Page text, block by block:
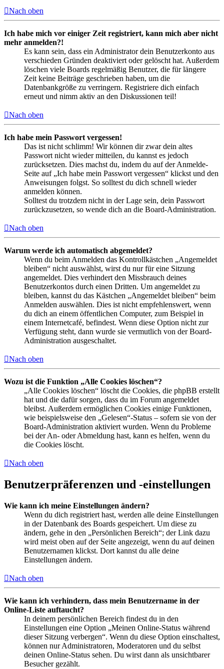
Nach oben
Ich habe mich vor einiger Zeit registriert, kann mich aber nicht
mehr anmelden?!
Es kann sein, dass ein Administrator dein Benutzerkonto aus
verschieden Gründen deaktiviert oder gelöscht hat. Außerdem
löschen viele Boards regelmäßig Benutzer, die für längere
Zeit keine Beiträge geschrieben haben, um die
Datenbankgröße zu verringern. Registriere dich einfach
erneut und nimm aktiv an den Diskussionen teil!
Nach oben
Ich habe mein Passwort vergessen!
Das ist nicht schlimm! Wir können dir zwar dein altes
Passwort nicht wieder mitteilen, du kannst es jedoch
zurücksetzen. Dies machst du, indem du auf der Anmelde-
Seite auf „Ich habe mein Passwort vergessen“ klickst und den
Anweisungen folgst. So solltest du dich schnell wieder
anmelden können.
Solltest du trotzdem nicht in der Lage sein, dein Passwort
zurückzusetzen, so wende dich an die Board-Administration.
Nach oben
Warum werde ich automatisch abgemeldet?
Wenn du beim Anmelden das Kontrollkästchen „Angemeldet
bleiben“ nicht auswählst, wirst du nur für eine Sitzung
angemeldet. Dies verhindert den Missbrauch deines
Benutzerkontos durch einen Dritten. Um angemeldet zu
bleiben, kannst du das Kästchen „Angemeldet bleiben“ beim
Anmelden auswählen. Dies ist nicht empfehlenswert, wenn
du dich an einem öffentlichen Computer, zum Beispiel in
einem Internetcafé, befindest. Wenn diese Option nicht zur
Verfügung steht, dann wurde sie vermutlich von der Board-
Administration ausgeschaltet.
Nach oben
Wozu ist die Funktion „Alle Cookies löschen“?
„Alle Cookies löschen“ löscht die Cookies, die phpBB erstellt
hat und die dafür sorgen, dass du im Forum angemeldet
bleibst. Außerdem ermöglichen Cookies einige Funktionen,
wie beispielsweise den „Gelesen“-Status – sofern sie von der
Board-Administration aktiviert wurden. Wenn du Probleme
bei der An- oder Abmeldung hast, kann es helfen, wenn du
die Cookies löscht.
Nach oben
Benutzerpräferenzen und -einstellungen
Wie kann ich meine Einstellungen ändern?
Wenn du dich registriert hast, werden alle deine Einstellungen
in der Datenbank des Boards gespeichert. Um diese zu
ändern, gehe in den „Persönlichen Bereich“; der Link dazu
wird meist oben auf der Seite angezeigt, wenn du auf deinen
Benutzernamen klickst. Dort kannst du alle deine
Einstellungen ändern.
Nach oben
Wie kann ich verhindern, dass mein Benutzername in der
Online-Liste auftaucht?
In deinem persönlichen Bereich findest du in den
Einstellungen eine Option „Meinen Online-Status während
dieser Sitzung verbergen“. Wenn du diese Option einschaltest,
können nur Administratoren, Moderatoren und du selbst
deinen Online-Status sehen. Du wirst dann als unsichtbarer
Besucher gezählt.